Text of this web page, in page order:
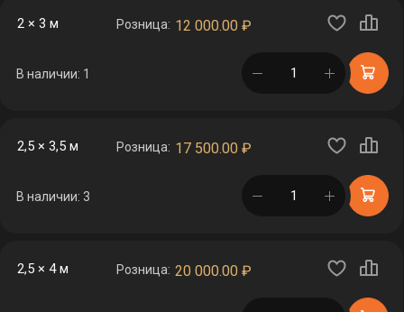
2 × 3 м Розница: 12 000.00 ₽
В наличии: 1 в корзине
2,5 × 3,5 м Розница: 17 500.00 ₽
В наличии: 3 в корзине
2,5 × 4 м Розница: 20 000.00 ₽